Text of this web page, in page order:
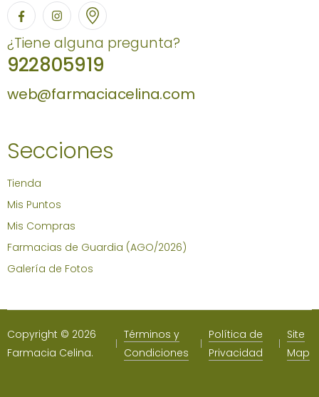
¿Tiene alguna pregunta?
922805919
web@farmaciacelina.com
Secciones
Tienda
Mis Puntos
Mis Compras
Farmacias de Guardia (AGO/2026)
Galería de Fotos
Copyright © 2026
Farmacia Celina.
Términos y
Condiciones
Política de
Privacidad
Site
Map